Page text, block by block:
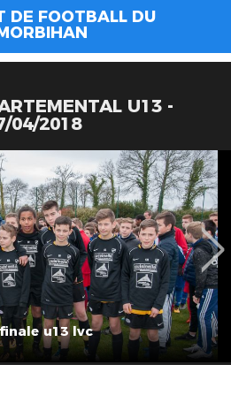
DE FOOTBALL DU
U13 -
04/2018
finale u13 lvc